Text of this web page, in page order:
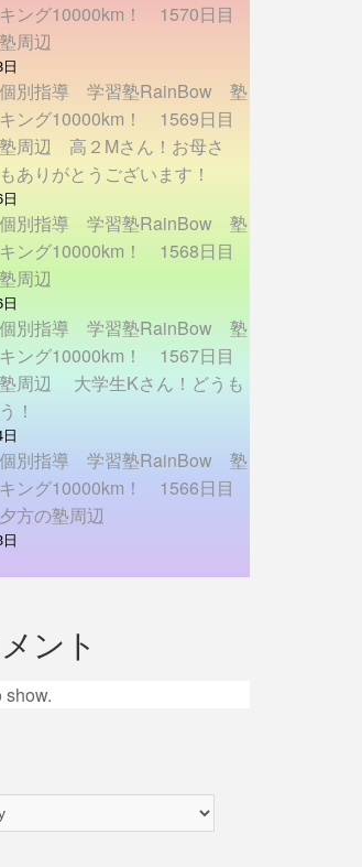
ング10000km！ 1570日目
周辺
別指導 学習塾RainBow 塾
ング10000km！ 1569日目
周辺 高２Mさん！お母さ
ありがとうございます！
別指導 学習塾RainBow 塾
ング10000km！ 1568日目
周辺
別指導 学習塾RainBow 塾
ング10000km！ 1567日目
周辺 大学生Kさん！どうも
！
別指導 学習塾RainBow 塾
ング10000km！ 1566日目
方の塾周辺
ント
show.